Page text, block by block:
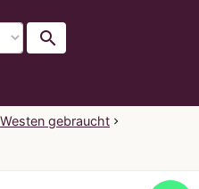
search
gebraucht